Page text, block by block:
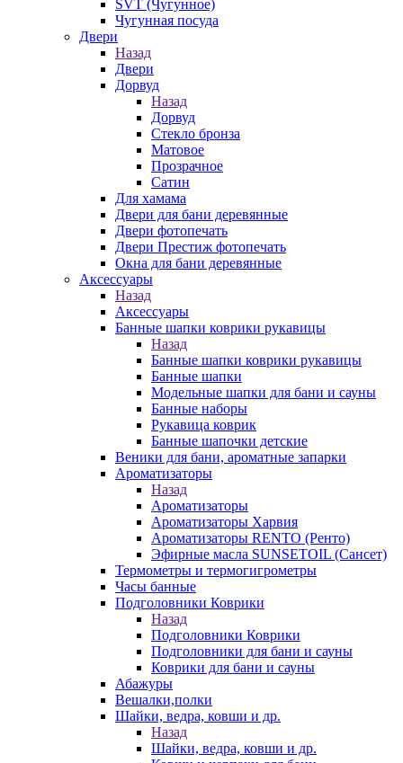
SVT (Чугунное)
Чугунная посуда
Двери
Назад
Двери
Дорвуд
Назад
Дорвуд
Стекло бронза
Матовое
Прозрачное
Сатин
Для хамама
Двери для бани деревянные
Двери фотопечать
Двери Престиж фотопечать
Окна для бани деревянные
Аксессуары
Назад
Аксессуары
Банные шапки коврики рукавицы
Назад
Банные шапки коврики рукавицы
Банные шапки
Модельные шапки для бани и сауны
Банные наборы
Рукавица коврик
Банные шапочки детские
Веники для бани, ароматные запарки
Ароматизаторы
Назад
Ароматизаторы
Ароматизаторы Харвия
Ароматизаторы RENTO (Ренто)
Эфирные масла SUNSETOIL (Сансет)
Термометры и термогигрометры
Часы банные
Подголовники Коврики
Назад
Подголовники Коврики
Подголовники для бани и сауны
Коврики для бани и сауны
Абажуры
Вешалки,полки
Шайки, ведра, ковши и др.
Назад
Шайки, ведра, ковши и др.